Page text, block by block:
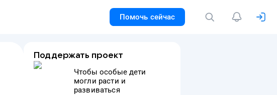
Помочь сейчас
Поддержать проект
Чтобы особые дети
могли расти и
развиваться